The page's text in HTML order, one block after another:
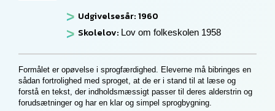
Udgivelsesår: 1960
Skolelov: Lov om folkeskolen 1958
Formålet er opøvelse i sprogfærdighed. Eleverne må bibringes en
sådan fortrolighed med sproget, at de er i stand til at læse og
forstå en tekst, der indholdsmæssigt passer til deres alderstrin og
forudsætninger og har en klar og simpel sprogbygning.